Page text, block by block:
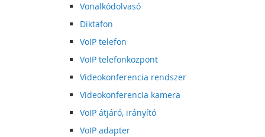
Vonalkódolvasó
Diktafon
VoIP telefon
VoIP telefonközpont
Videokonferencia rendszer
Videokonferencia kamera
VoIP átjáró, irányító
VoIP adapter